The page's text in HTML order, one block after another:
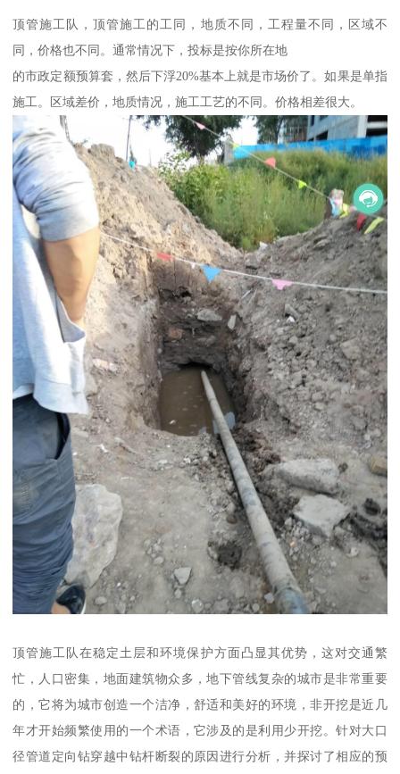
顶管施工队，顶管施工的工同，地质不同，工程量不同，区域不
同，价格也不同。通常情况下，投标是按你所在地
的市政定额预算套，然后下浮20%基本上就是市场价了。如果是单指
施工。区域差价，地质情况，施工工艺的不同。价格相差很大。
顶管施工队在稳定土层和环境保护方面凸显其优势，这对交通繁
忙，人口密集，地面建筑物众多，地下管线复杂的城市是非常重要
的，它将为城市创造一个洁净，舒适和美好的环境，非开挖是近几
年才开始频繁使用的一个术语，它涉及的是利用少开挖。针对大口
径管道定向钻穿越中钻杆断裂的原因进行分析，并探讨了相应的预